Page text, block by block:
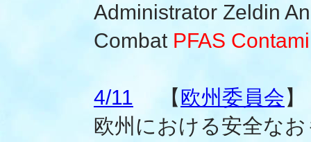
Administrator Zeldin
Combat PFAS
4/11 【欧州委員会】
欧州における安全な